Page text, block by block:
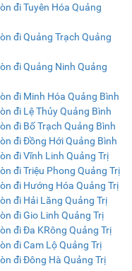
đi Tuyên Hóa Quảng
đi Quảng Trạch Quảng
đi Quảng Ninh Quảng
đi Minh Hóa Quảng Bình
đi Lệ Thủy Quảng Bình
đi Bố Trạch Quảng Bình
đi Đồng Hới Quảng Bình
đi Vĩnh Linh Quảng Trị
đi Triệu Phong Quảng Trị
đi Hướng Hóa Quảng Trị
đi Hải Lăng Quảng Trị
đi Gio Linh Quảng Trị
đi Đa KRông Quảng Trị
đi Cam Lộ Quảng Trị
đi Đông Hà Quảng Trị